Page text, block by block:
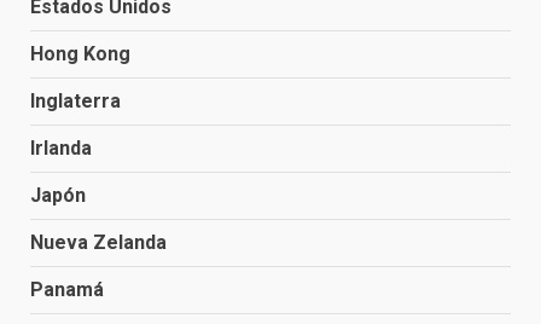
Estados Unidos
Hong Kong
Inglaterra
Irlanda
Japón
Nueva Zelanda
Panamá